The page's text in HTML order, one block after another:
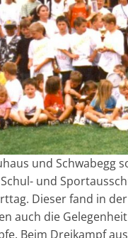
und Schwabegg
und
Dieser fand in
auch die
Beim Dreikampf